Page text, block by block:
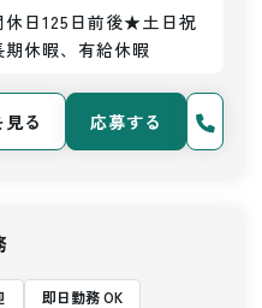
日125日前後★土日祝
期休暇、有給休暇
る 応募する
即日勤務 OK